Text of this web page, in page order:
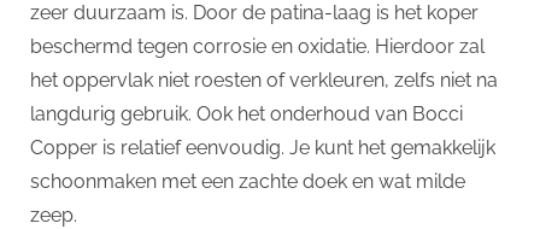
zeer duurzaam is. Door de patina-laag is het koper
beschermd tegen corrosie en oxidatie. Hierdoor zal
het oppervlak niet roesten of verkleuren, zelfs niet na
langdurig gebruik. Ook het onderhoud van Bocci
Copper is relatief eenvoudig. Je kunt het gemakkelijk
schoonmaken met een zachte doek en wat milde
zeep.